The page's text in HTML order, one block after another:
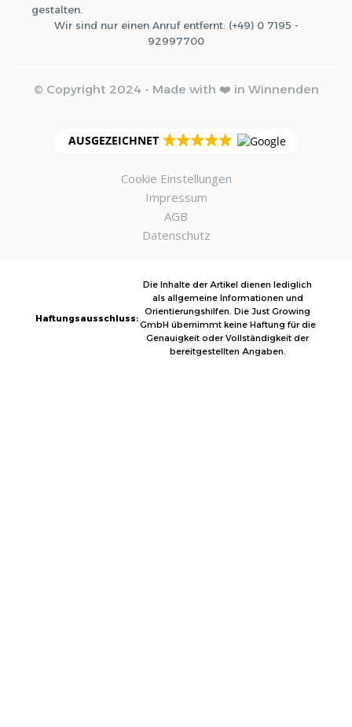
gestalten.
Wir sind nur einen Anruf entfernt: (+49) 0 7195 -
92997700
© Copyright 2024 - Made with ❤️ in Winnenden
AUSGEZEICHNET
Cookie Einstellungen
Impressum
AGB
Datenschutz
Haftungsausschluss:
Die Inhalte der Artikel dienen lediglich
als allgemeine Informationen und
Orientierungshilfen. Die Just Growing
GmbH übernimmt keine Haftung für die
Genauigkeit oder Vollständigkeit der
bereitgestellten Angaben.